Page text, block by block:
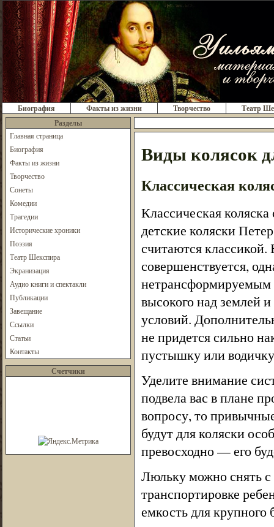
Биография Факты из жизни Творчество
Театр
Разделы
Главная страница
Биография
Факты из жизни
Творчество
Сонеты
Комедии
Трагедии
Исторические хроники
Поэзия
Театр Шекспира
Экранизация
Аудио книги и спектакли
Публикации
Завещание
Ссылки
Статьи
Контакты
Счетчики
Виды колясок
Классическая
Классическая
детские коляски
считаются классикой.
совершенствуется,
нетрансформируемым
высокого над землей
условий.
не придется сильно
пустышку или
Уделите внимание
подвела вас в плане
вопросу, то
будут для коляски
превосходно — его
Люльку можно снять
транспортировке
емкость для крупного